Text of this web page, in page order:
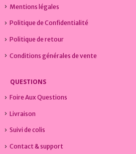
Mentions légales
Politique de Confidentialité
Politique de retour
Conditions générales de vente
QUESTIONS
Foire Aux Questions
Livraison
Suivi de colis
Contact & support